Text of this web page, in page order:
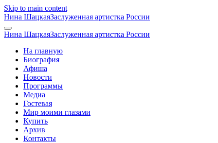
Skip to main content
Нина ШацкаяЗаслуженная артистка России
Нина ШацкаяЗаслуженная артистка России
На главную
Биография
Афиша
Новости
Программы
Медиа
Гостевая
Мир моими глазами
Купить
Архив
Контакты